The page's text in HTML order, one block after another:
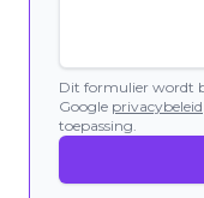
Dit formulier wordt
Google privacybeleid
toepassing.